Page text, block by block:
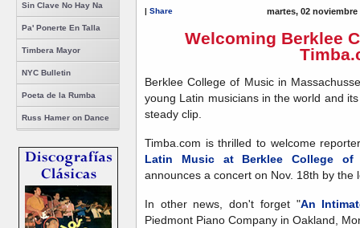
Sin Clave No Hay Na
Pa' Ponerte En Talla
Timbera Mayor
NYC Bulletin
Poeta de la Rumba
Russ Hamer on Dance
| Share martes, 02 noviembre
Welcoming Berklee
Berklee College of Music in
young Latin musicians in the world and
steady clip.
Timba.com is thrilled to welcome
Latin Music at Berklee College of
announces a concert on Nov. 18th by
In other news, don't forget "An
Piedmont Piano Company in Oakland,